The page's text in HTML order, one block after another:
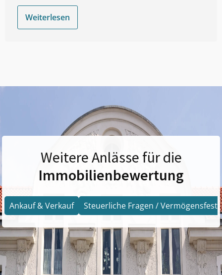
Weiterlesen
Weitere Anlässe für die
Immobilienbewertung
Ankauf & Verkauf Steuerliche Fragen /